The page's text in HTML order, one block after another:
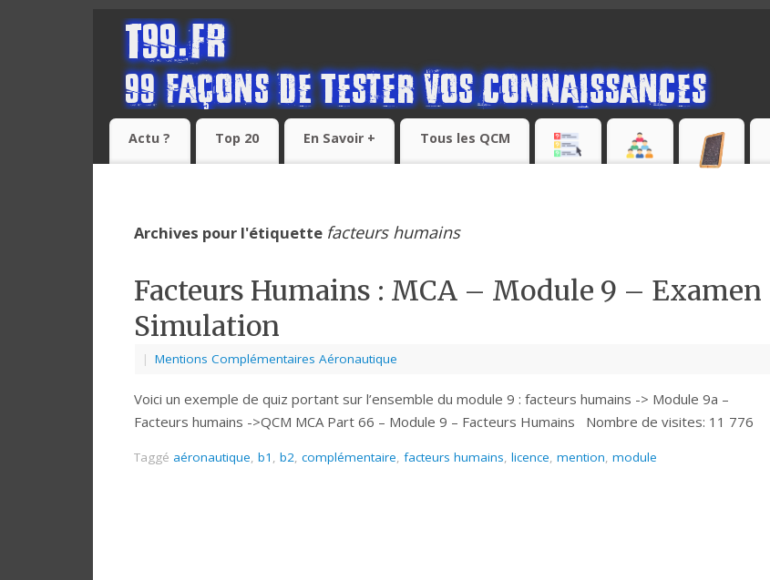
Actu ? Top 20 En Savoir + Tous les QCM
Archives pour l'étiquette facteurs humains
Facteurs Humains : MCA – Module 9 – Examen
Simulation
| Mentions Complémentaires Aéronautique
Voici un exemple de quiz portant sur l’ensemble du module 9 : facteurs humains -> Module 9a –
Facteurs humains ->QCM MCA Part 66 – Module 9 – Facteurs Humains Nombre de visites: 11 776
Taggé aéronautique, b1 , b2, complémentaire, facteurs humains, licence, mention, module